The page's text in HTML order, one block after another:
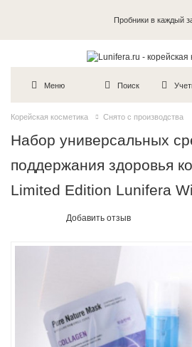
Пробники в каждый
Меню Поиск
Корейская косметика Снято с производства
Набор универсальных
поддержания здоровья
Limited Edition Lunifera
Добавить отзыв